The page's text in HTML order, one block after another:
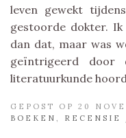
leven gewekt
gestoorde dokter.
dan dat, maar was
geïntrigeerd door
literatuurkunde
GEPOST OP 20
BOEKEN
RECENSIE